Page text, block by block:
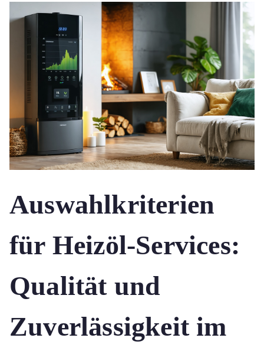
Auswahlkriterien
für Heizöl-Services:
Qualität und
Zuverlässigkeit im